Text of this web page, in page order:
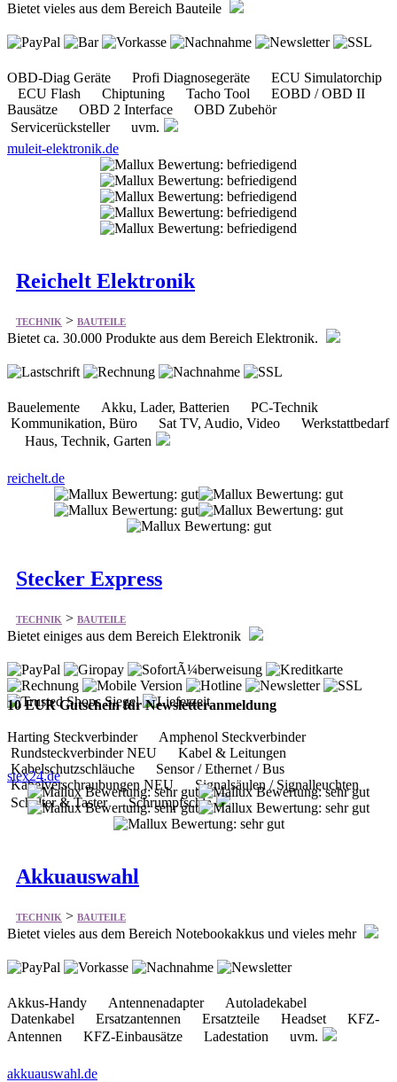
Bietet vieles aus dem Bereich Bauteile
OBD-Diag Geräte Profi Diagnosegeräte ECU Simulatorchip
ECU Flash Chiptuning Tacho Tool EOBD / OBD II
Bausätze OBD 2 Interface OBD Zubehör
Servicerücksteller uvm.
muleit-elektronik.de
Reichelt Elektronik
TECHNIK > BAUTEILE
Bietet ca. 30.000 Produkte aus dem Bereich Elektronik.
Bauelemente Akku, Lader, Batterien PC-Technik
Kommunikation, Büro Sat TV, Audio, Video Werkstattbedarf
Haus, Technik, Garten
reichelt.de
Stecker Express
TECHNIK > BAUTEILE
Bietet einiges aus dem Bereich Elektronik
10 EUR Gutschein für Newsletteranmeldung
Harting Steckverbinder Amphenol Steckverbinder
Rundsteckverbinder NEU Kabel & Leitungen
Kabelschutzschläuche Sensor / Ethernet / Bus
Kabelverschraubungen NEU Signalsäulen / Signalleuchten
Schalter & Taster Schrumpfschla
stex24.de
Akkuauswahl
TECHNIK > BAUTEILE
Bietet vieles aus dem Bereich Notebookakkus und vieles mehr
Akkus-Handy Antennenadapter Autoladekabel
Datenkabel Ersatzantennen Ersatzteile Headset KFZ-
Antennen KFZ-Einbausätze Ladestation uvm.
akkuauswahl.de